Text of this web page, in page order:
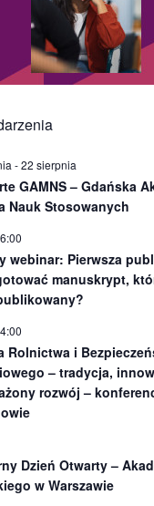
-22 sierpnia
GAMNS – Gdańska
Nauk Stosowanych
webinar: Pierwsza
manuskrypt,
Rolnictwa i
– tradycja,
rozwój –
Dzień Otwarty –
w Warszawie